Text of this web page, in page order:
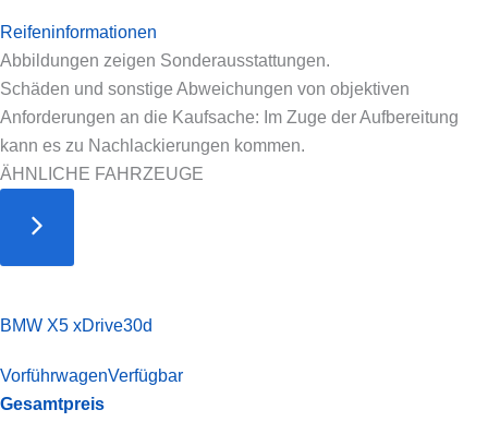
Reifeninformationen
Abbildungen zeigen Sonderausstattungen.
Schäden und sonstige Abweichungen von objektiven
Anforderungen an die Kaufsache: Im Zuge der Aufbereitung
kann es zu Nachlackierungen kommen.
ÄHNLICHE FAHRZEUGE
BMW X5 xDrive30d
VorführwagenVerfügbar
Gesamtpreis